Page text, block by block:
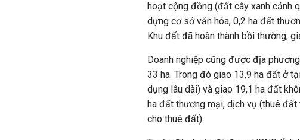
hoạt cộng đồng (đất cây xanh cảnh
dựng cơ sở văn hóa, 0,2 ha đất
Khu đất đã hoàn thành bồi thường,
Doanh nghiệp cũng được địa
33 ha. Trong đó giao 13,9 ha đất ở
dụng lâu dài) và giao 19,1 ha đất
ha đất thương mại, dịch vụ (thuê đất
cho thuê đất).